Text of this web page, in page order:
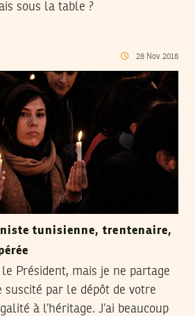
sous la table ?
28 Nov 2018
tunisienne, trentenaire,
Président, mais je ne partage
suscité par le dépôt de votre
à l’héritage. J’ai beaucoup